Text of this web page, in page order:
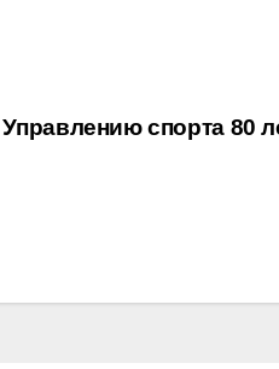
Управлению спорта 80